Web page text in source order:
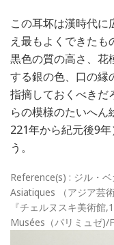
この耳坏は漢時代に
え最もよくできた
黒色の質の高さ、花
する銀の色、口の縁
指摘しておくべきだ
らの模様のたいへ
221年から紀元後9
う。
Reference(s) : ジル・
Asiatiques （アジア芸
『チェルヌスキ美術館
Musées（パリミュゼ)/